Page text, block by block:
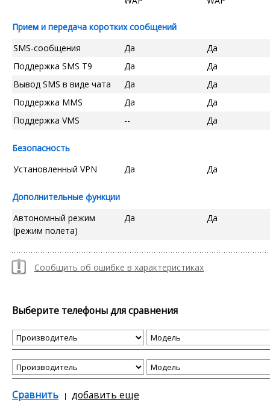
Прием и передача коротких сообщений
SMS-сообщения
Да
Да
Поддержка SMS T9
Да
Да
Вывод SMS в виде чата
Да
Да
Поддержка MMS
Да
Да
Поддержка VMS
-- Да
Безопасность
Установленный VPN
Да Да
Дополнительные функции
Автономный режим
(режим полета)
Да Да
Сообщить об ошибке в характеристиках
Выберите телефоны для сравнения
Сравнить добавить еще